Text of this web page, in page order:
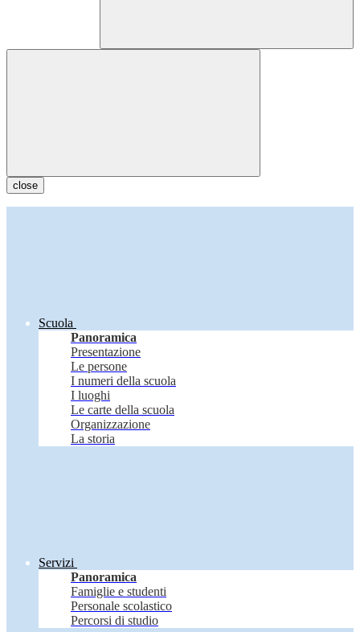
close
Scuola
Panoramica
Presentazione
Le persone
I numeri della scuola
I luoghi
Le carte della scuola
Organizzazione
La storia
Servizi
Panoramica
Famiglie e studenti
Personale scolastico
Percorsi di studio